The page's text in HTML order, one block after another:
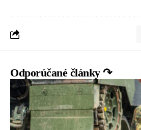
Odporúčané články ↷